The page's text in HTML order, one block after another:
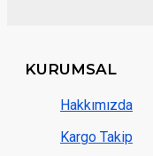
KURUMSAL
Hakkımızda
Kargo Takip